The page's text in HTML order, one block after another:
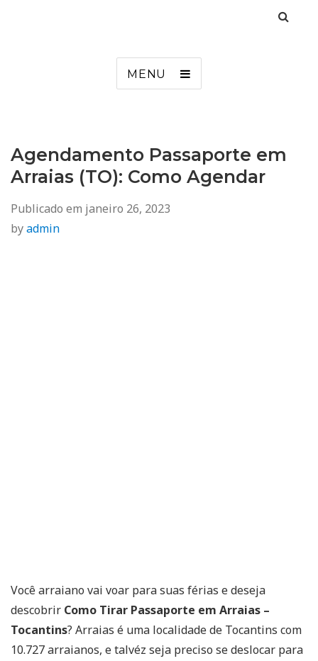
MENU
Agendamento Passaporte em
Arraias (TO): Como Agendar
Publicado em janeiro 26, 2023
byadmin
Você arraiano vai voar para suas férias e deseja
descobrir Como Tirar Passaporte em Arraias –
Tocantins? Arraias é uma localidade de Tocantins com
10.727 arraianos, e talvéz seja preciso se deslocar para